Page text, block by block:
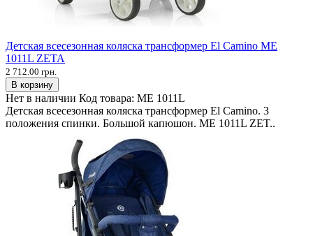
Детская всесезонная коляска трансформер El Camino ME
1011L ZETA
2 712.00 грн.
В корзину
Нет в наличии Код товара: ME 1011L
Детская всесезонная коляска трансформер El Camino. 3
положения спинки. Большой капюшон. ME 1011L ZET..